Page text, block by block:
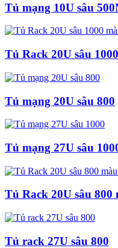
Tủ mạng 10U sâu
Tủ Rack 20U sâu
Tủ mạng 20U sâu 800
Tủ mạng 27U sâu
Tủ Rack 20U sâu 800
Tủ rack 27U sâu 800